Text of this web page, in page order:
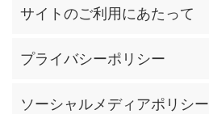
サイトのご利用にあたって
プライバシーポリシー
ソーシャルメディアポリシー